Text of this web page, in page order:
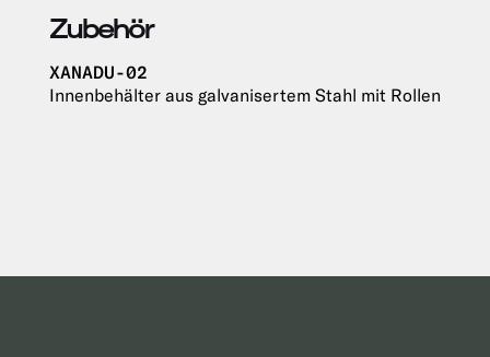
Zubehör
XANADU-02
Innenbehälter aus galvanisertem Stahl mit Rollen